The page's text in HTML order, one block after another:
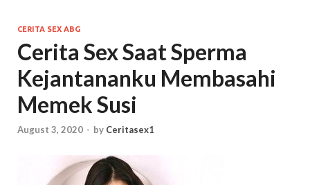
CERITA SEX ABG
Cerita Sex Saat Sperma
Kejantananku Membasahi
Memek Susi
August 3, 2020 - by Ceritasex1